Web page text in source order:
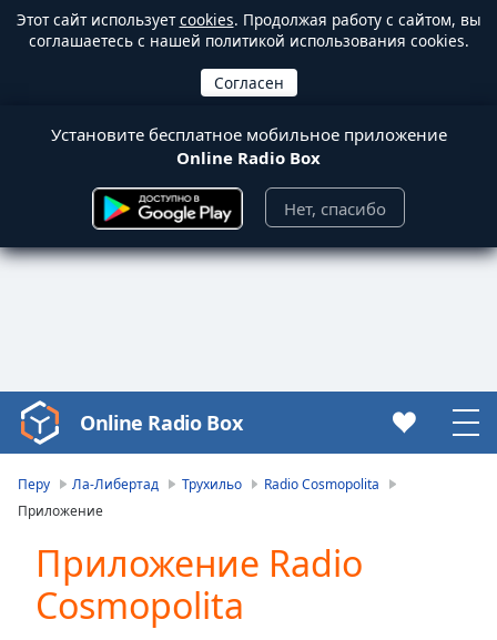
Этот сайт используетcookies. Продолжая работу с сайтом, вы
соглашаетесь с нашей политикой использования cookies.
Установите бесплатное мобильное приложение
Online Radio Box
Нет, спасибо
Video
Player
loading.
Video
Skip
Backward
Online Radio Box
Перу Ла-Либертад Трухильо
Radio Cosmopolita
Приложение
Приложение Radio
Cosmopolita